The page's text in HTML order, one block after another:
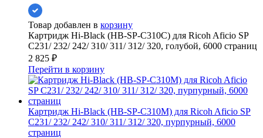
Товар добавлен в корзину
Картридж Hi-Black (HB-SP-C310C) для Ricoh Aficio SP
C231/ 232/ 242/ 310/ 311/ 312/ 320, голубой, 6000 страниц
2 825 ₽
Перейти в корзину
Картридж Hi-Black (HB-SP-C310M) для Ricoh Aficio SP
C231/ 232/ 242/ 310/ 311/ 312/ 320, пурпурный, 6000
страниц